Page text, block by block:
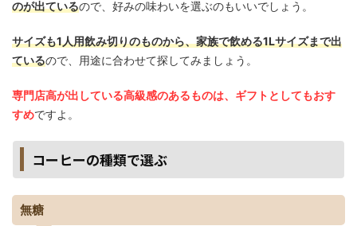
のが出ているので、好みの味わいを選ぶのもいいでしょう。
サイズも1人用飲み切りのものから、家族で飲める1Lサイズまで出
ているので、用途に合わせて探してみましょう。
専門店高が出している高級感のあるものは、ギフトとしてもおす
すめですよ。
コーヒーの種類で選ぶ
無糖